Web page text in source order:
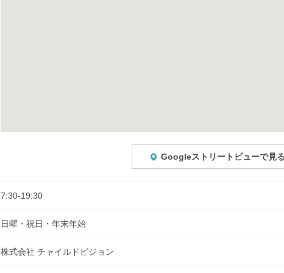
Googleストリートビューで見
7:30-19:30
日曜・祝日・年末年始
株式会社 チャイルドビジョン